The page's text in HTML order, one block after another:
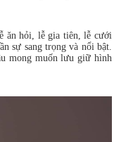
ăn hỏi, lễ gia tiên, lễ cưới
sự sang trọng và nổi bật.
mong muốn lưu giữ hình